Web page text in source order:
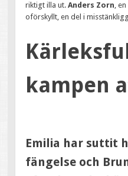
riktigt illa ut.Anders Zorn,
oförskyllt, en del i
kampen
Emilia har suttit
fängelse och